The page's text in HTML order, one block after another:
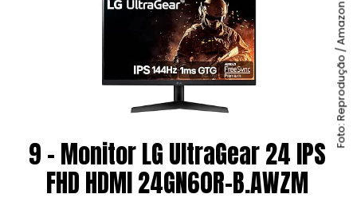
9 - Monitor LG UltraGear 24 IPS
FHD HDMI 24GN60R-B.AWZM
Foto: Reprodução / Amazon